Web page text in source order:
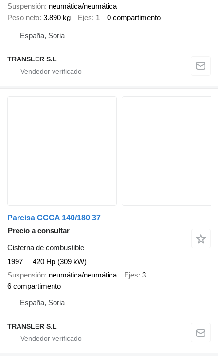
Suspensión neumática/neumática
Peso neto 3.890 kg Ejes 1 0 compartimento
España, Soria
TRANSLER S.L
Parcisa CCCA 140/180 37
Precio a consultar
Cisterna de combustible
1997
420 Hp (309 kW)
Suspensión neumática/neumática Ejes 3
6 compartimento
España, Soria
TRANSLER S.L